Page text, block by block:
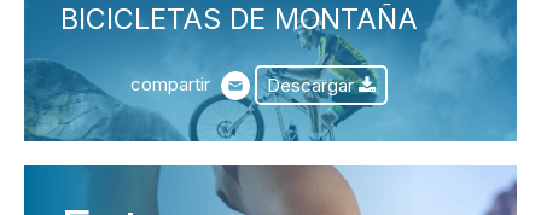
BICICLETAS DE MONTAÑA
compartir Descargar